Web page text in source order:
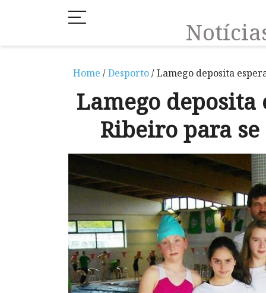
Home /Desporto/ Lamego deposita
Lamego
Ribeiro para